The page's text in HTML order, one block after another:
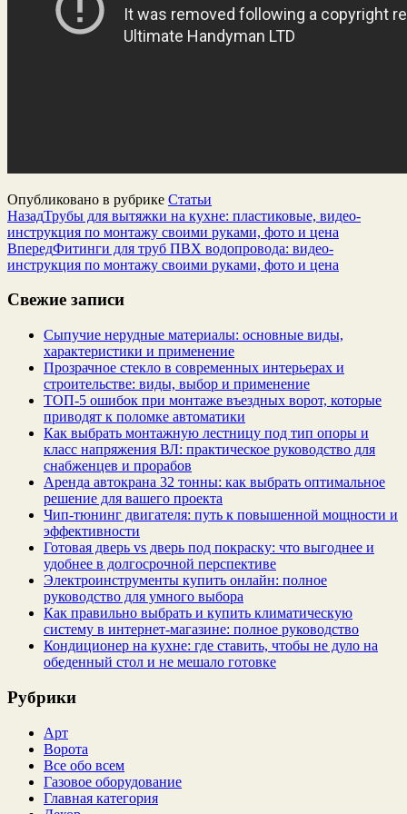
Опубликовано в рубрике Статьи
НазадТрубы для вытяжки на кухне: пластиковые, видео-
инструкция по монтажу своими руками, фото и цена
ВпередФитинги для труб ПВХ водопровода: видео-
инструкция по монтажу своими руками, фото и цена
Свежие записи
Сыпучие нерудные материалы: основные виды,
характеристики и применение
Прозрачное стекло в современных интерьерах и
строительстве: виды, выбор и применение
ТОП-5 ошибок при монтаже въездных ворот, которые
приводят к поломке автоматики
Как выбрать монтажную лестницу под тип опоры и
класс напряжения ВЛ: практическое руководство для
снабженцев и прорабов
Аренда автокрана 32 тонны: как выбрать оптимальное
решение для вашего проекта
Чип‑тюнинг двигателя: путь к повышенной мощности и
эффективности
Готовая дверь vs дверь под покраску: что выгоднее и
удобнее в долгосрочной перспективе
Электроинструменты купить онлайн: полное
руководство для умного выбора
Как правильно выбрать и купить климатическую
систему в интернет‑магазине: полное руководство
Кондиционер на кухне: где ставить, чтобы не дуло на
обеденный стол и не мешало готовке
Рубрики
Арт
Ворота
Все обо всем
Газовое оборудование
Главная категория